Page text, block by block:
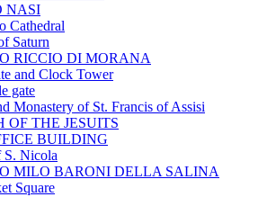
NASI
Cathedral
Saturn
RICCIO DI MORANA
and Clock Tower
gate
Monastery of St. Francis of Assisi
OF THE JESUITS
BUILDING
S. Nicola
MILO BARONI DELLA SALINA
Square